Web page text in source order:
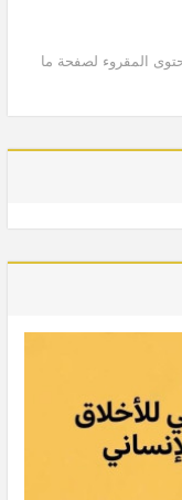
المقروء لصفحة ما